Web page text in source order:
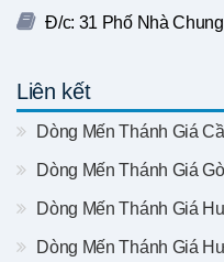
Đ/c: 31 Phố Nhà
Liên kết
Dòng Mến Thánh Giá
Dòng Mến Thánh Giá
Dòng Mến Thánh Giá
Dòng Mến Thánh Giá